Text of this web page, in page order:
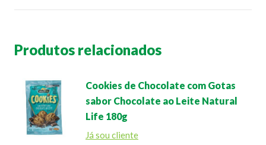
Produtos relacionados
Cookies de Chocolate com Gotas
sabor Chocolate ao Leite Natural
Life 180g
Já sou cliente